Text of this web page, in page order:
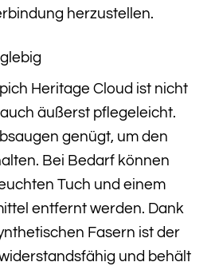
herzustellen.
Heritage Cloud ist nicht
äußerst pflegeleicht.
genügt, um den
Bei Bedarf können
Tuch und einem
entfernt werden. Dank
Fasern ist der
und behält